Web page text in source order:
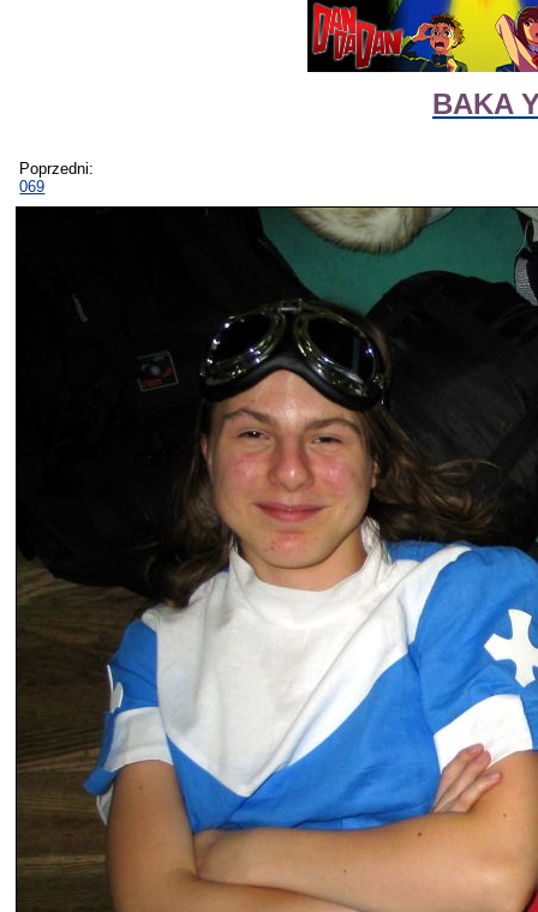
BAKA
Poprzedni:
069